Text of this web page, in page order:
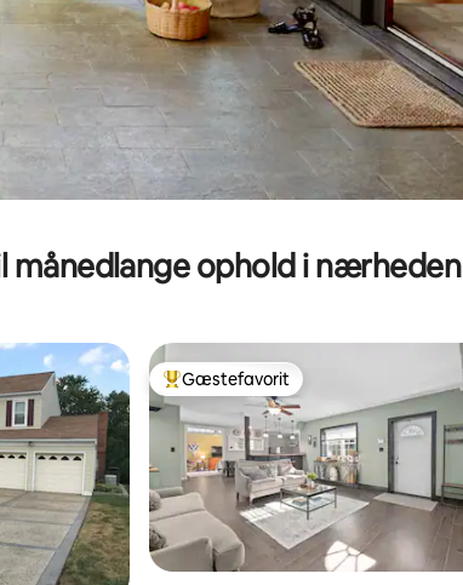
månedlange ophold i nærheden
Bedste gæstefavorit
Gæstefavorit